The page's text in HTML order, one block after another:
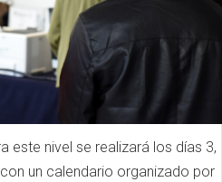
este nivel se realizará los días 3,
un calendario organizado por